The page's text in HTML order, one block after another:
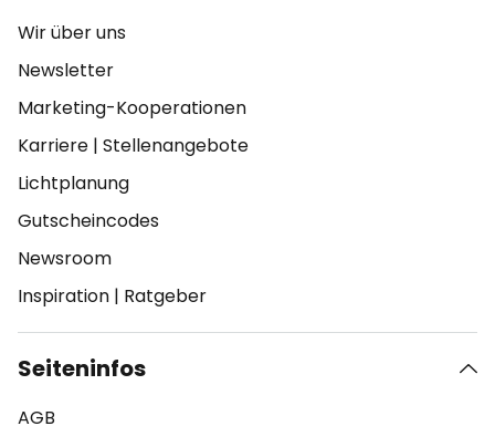
Wir über uns
Newsletter
Marketing-Kooperationen
Karriere | Stellenangebote
Lichtplanung
Gutscheincodes
Newsroom
Inspiration | Ratgeber
Seiteninfos
AGB